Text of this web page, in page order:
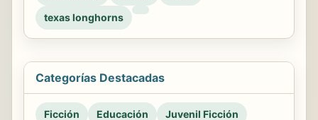
texas longhorns
Categorías Destacadas
Ficción Educación
Juvenil Ficción